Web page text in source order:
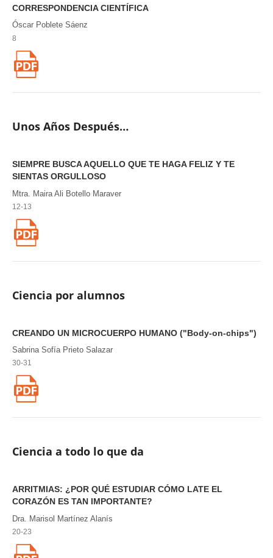
CORRESPONDENCIA CIENTÍFICA
Óscar Poblete Sáenz
8
Unos Años Después…
SIEMPRE BUSCA AQUELLO QUE TE HAGA FELIZ Y TE
SIENTAS ORGULLOSO
Mtra. Maira Ali Botello Maraver
12-13
Ciencia por alumnos
CREANDO UN MICROCUERPO HUMANO ("Body-on-chips")
Sabrina Sofía Prieto Salazar
30-31
Ciencia a todo lo que da
ARRITMIAS: ¿POR QUÉ ESTUDIAR CÓMO LATE EL
CORAZÓN ES TAN IMPORTANTE?
Dra. Marisol Martínez Alanís
20-23